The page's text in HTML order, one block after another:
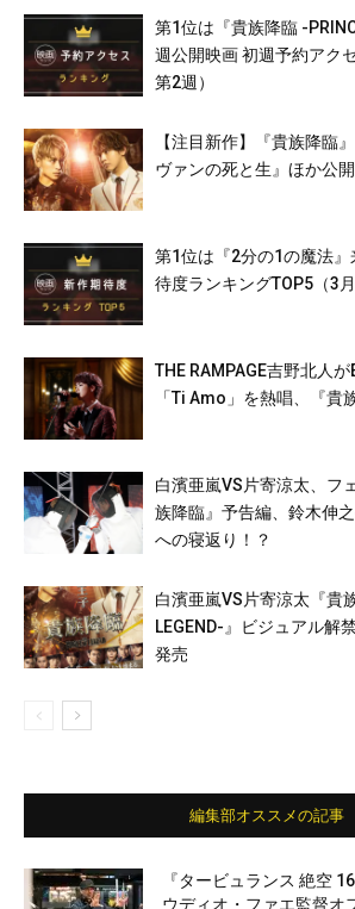
第1位は『貴族降臨 -
週公開映画 初週予約アク
第2週）
【注目新作】『貴族降臨
ヴァンの死と生』ほか公開
第1位は『2分の1の魔法
待度ランキングTOP5（3月
THE RAMPAGE吉野北人
「Ti Amo」を熱唱、『貴
白濱亜嵐VS片寄涼太、フ
族降臨』予告編、鈴木伸
への寝返り！？
白濱亜嵐VS片寄涼太『貴
LEGEND-』ビジュアル解
発売
編集部オススメの記事
『タービュランス 絶空
ウディオ・ファエ監督オ